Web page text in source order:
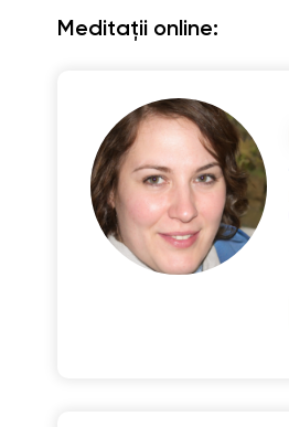
Meditații online: